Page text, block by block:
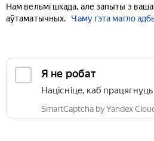
Нам вельмі шкада, але запыты з
аўтаматычных.
Чаму гэта магло
Я не робат
Націсніце, каб працягнуць
SmartCaptcha by Yandex